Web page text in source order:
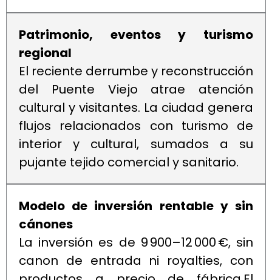
Patrimonio, eventos y turismo
regional
El reciente derrumbe y reconstrucción
del Puente Viejo atrae atención
cultural y visitantes. La ciudad genera
flujos relacionados con turismo de
interior y cultural, sumados a su
pujante tejido comercial y sanitario.
Modelo de inversión rentable y sin
cánones
La inversión es de 9 900–12 000 €, sin
canon de entrada ni royalties, con